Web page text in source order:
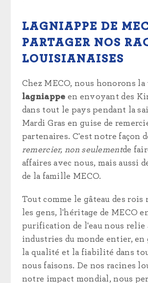
LAGNIAPPE DE
PARTAGER NOS
LOUISIANAISES
Chez MECO, nous honorons
lagniappe en envoyant des
dans tout le pays pendant la
Mardi Gras en guise de
partenaires. C'est notre façon
remercier, non seulementde
affaires avec nous, mais aussi
de la famille MECO.
Tout comme le gâteau des rois
les gens, l'héritage de MECO
purification de l'eau nous relie
industries du monde entier, en
la qualité et la fiabilité dans
nous faisons. De nos racines
notre impact mondial, nous